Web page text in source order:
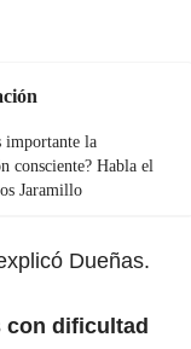
importante la
consciente? Habla el
Jaramillo
Dueñas.
con dificultad